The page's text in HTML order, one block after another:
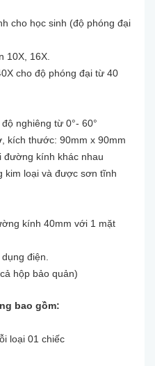
cho học sinh (độ phóng đại
10X, 16X.
cho độ phóng đại từ 40
nghiêng từ 0°- 60°
kích thước: 90mm x 90mm
kính khác nhau
kim loại và được sơn tĩnh
kính 40mm với 1 mặt
điện.
hộp bảo quản)
bao gồm:
loại 01 chiếc